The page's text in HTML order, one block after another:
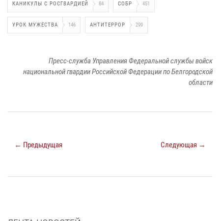
КАНИКУЛЫ С РОСГВАРДИЕЙ 84 СОБР 451
УРОК МУЖЕСТВА 146 АНТИТЕРРОР 299
Пресс-служба Управления Федеральной службы войск
национальной гвардии Российской Федерации по Белгородской
области
← Предыдущая Следующая →